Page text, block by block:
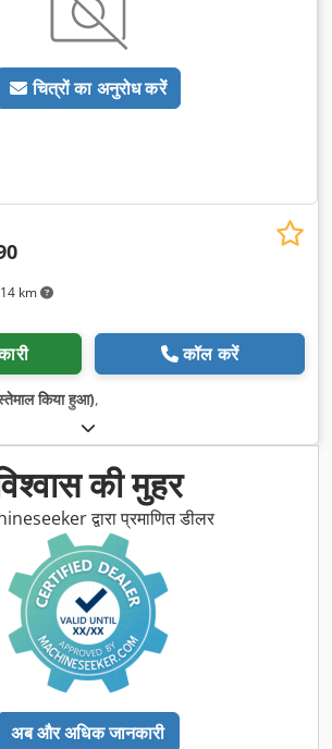
चित्रों का अनुरोध करें
km
कॉल करें
किया हुआ),
की मुहर
द्वारा प्रमाणित डीलर
अब और अधिक जानकारी